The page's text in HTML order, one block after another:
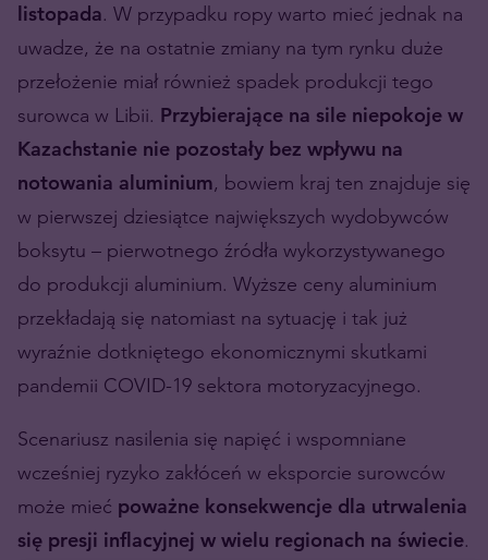
listopada. W przypadku ropy warto mieć jednak na
uwadze, że na ostatnie zmiany na tym rynku duże
przełożenie miał również spadek produkcji tego
surowca w Libii. Przybierające na sile niepokoje w
Kazachstanie nie pozostały bez wpływu na
notowania aluminium, bowiem kraj ten znajduje się
w pierwszej dziesiątce największych wydobywców
boksytu – pierwotnego źródła wykorzystywanego
do produkcji aluminium. Wyższe ceny aluminium
przekładają się natomiast na sytuację i tak już
wyraźnie dotkniętego ekonomicznymi skutkami
pandemii COVID-19 sektora motoryzacyjnego.
Scenariusz nasilenia się napięć i wspomniane
wcześniej ryzyko zakłóceń w eksporcie surowców
może mieć poważne konsekwencje dla utrwalenia
się presji inflacyjnej w wielu regionach na świecie.